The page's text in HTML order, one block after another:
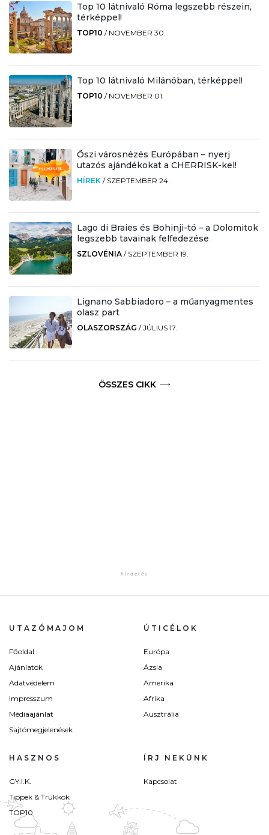
Top 10 látnivaló Róma legszebb részein,
térképpel!
TOP10 / NOVEMBER 30.
Top 10 látnivaló Milánóban, térképpel!
TOP10 / NOVEMBER 01.
Őszi városnézés Európában – nyerj
utazós ajándékokat a CHERRISK-kel!
HÍREK / SZEPTEMBER 24.
Lago di Braies és Bohinji-tó – a Dolomitok
legszebb tavainak felfedezése
SZLOVÉNIA / SZEPTEMBER 19.
Lignano Sabbiadoro – a műanyagmentes
olasz part
OLASZORSZÁG /JÚLIUS 17.
ÖSSZES CIKK
UTAZÓMAJOM
Főoldal
Ajánlatok
Adatvédelem
Impresszum
Médiaajánlat
Sajtómegjelenések
ÚTICÉLOK
Európa
Ázsia
Amerika
Afrika
Ausztrália
HASZNOS
GY.I.K.
Tippek & Trükkök
TOP10
ÍRJ NEKÜNK
Kapcsolat